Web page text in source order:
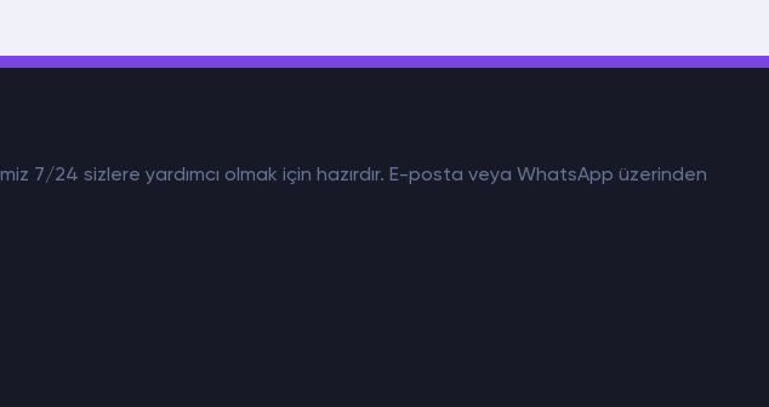
7/24 sizlere yardımcı olmak için hazırdır. E-posta veya WhatsApp üzerinden